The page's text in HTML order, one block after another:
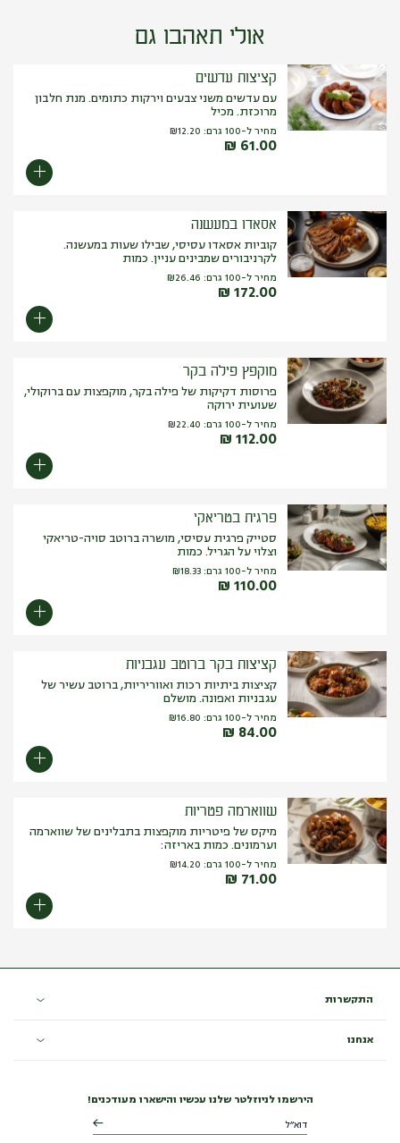
אולי תאהבו גם
קציצות עדשים
עם עדשים משני צבעים וירקות כתומים. מנת חלבון
מרוכזת. מכיל
מחיר ל-100 גרם: ₪12.20
₪ 61.00
אסאדו במעשנה
קוביות אסאדו עסיסי, שבילו שעות במעשנה.
לקרניבורים שמבינים עניין. כמות
מחיר ל-100 גרם: ₪26.46
₪ 172.00
מוקפץ פילה בקר
פרוסות דקיקות של פילה בקר, מוקפצות עם ברוקולי,
שעועית ירוקה
מחיר ל-100 גרם: ₪22.40
₪ 112.00
פרגית בטריאקי
סטייק פרגית עסיסי, מושרה ברוטב סויה-טריאקי
וצלוי על הגריל. כמות
מחיר ל-100 גרם: ₪18.33
₪ 110.00
קציצות בקר ברוטב עגבניות
קציצות ביתיות רכות ואווריריות, ברוטב עשיר של
עגבניות ואפונה. מושלם
מחיר ל-100 גרם: ₪16.80
₪ 84.00
שווארמה פטריות
מיקס של פיטריות מוקפצות בתבלינים של שווארמה
וערמונים. כמות באריזה:
מחיר ל-100 גרם: ₪14.20
₪ 71.00
התקשרות
אנחנו
הירשמו לניוזלטר שלנו עכשיו והישארו מעודכנים!